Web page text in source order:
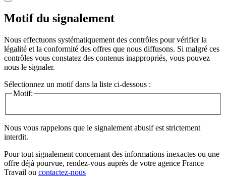
Motif du signalement
Nous effectuons systématiquement des contrôles pour vérifier la
légalité et la conformité des offres que nous diffusons. Si malgré ces
contrôles vous constatez des contenus inappropriés, vous pouvez
nous le signaler.
Sélectionnez un motif dans la liste ci-dessous :
Motif:
Nous vous rappelons que le signalement abusif est strictement
interdit.
Pour tout signalement concernant des informations inexactes ou une
offre déjà pourvue, rendez-vous auprès de votre agence France
Travail ou contactez-nous